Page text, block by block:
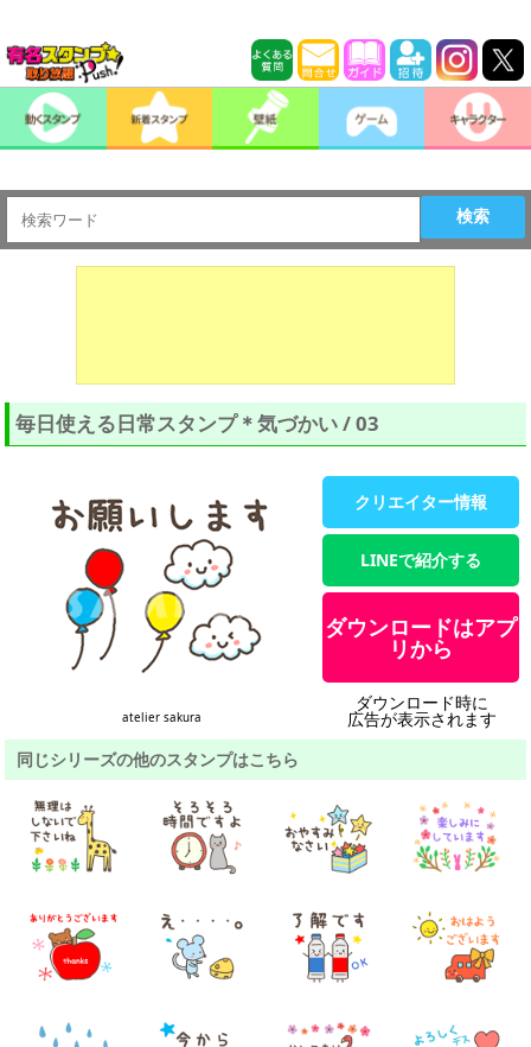
検索
毎日使える日常スタンプ＊気づかい / 03
atelier sakura
クリエイター情報
LINEで紹介する
ダウンロードはアプ
リから
ダウンロード時に
広告が表示されます
同じシリーズの他のスタンプはこちら